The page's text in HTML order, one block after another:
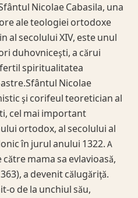
Nicolae Cabasila, una
ale teologiei ortodoxe
al secolului XIV, este unul
duhovniceşti, a cărui
spiritualitatea
Nicolae
şi corifeul teoretician al
cel mai important
ortodox, al secolului al
în jurul anului 1322. A
mama sa evlavioasă,
a devenit călugăriţă.
o de la unchiul său,